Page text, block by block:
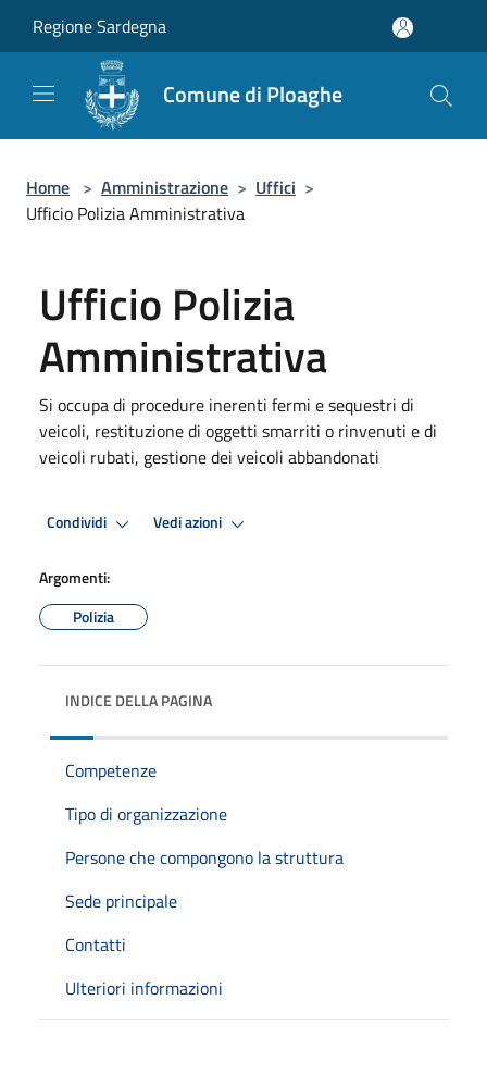
Regione Sardegna
Comune di Ploaghe
Home > Amministrazione > Uffici >
Ufficio Polizia Amministrativa
Ufficio Polizia
Amministrativa
Si occupa di procedure inerenti fermi e sequestri di
veicoli, restituzione di oggetti smarriti o rinvenuti e di
veicoli rubati, gestione dei veicoli abbandonati
Condividi Vedi azioni
Argomenti:
Polizia
INDICE DELLA PAGINA
Competenze
Tipo di organizzazione
Persone che compongono la struttura
Sede principale
Contatti
Ulteriori informazioni